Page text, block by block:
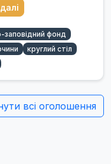
заповідний фонд
круглий стіл
всі оголошення